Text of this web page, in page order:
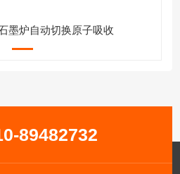
墨炉自动切换原子吸收
89482732